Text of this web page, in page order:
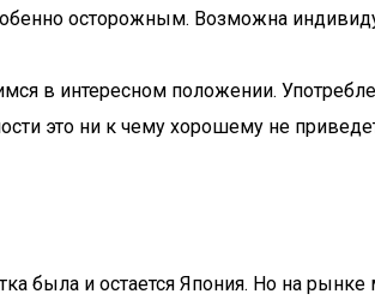
осторожным. Возможна
в интересном положении.
это ни к чему хорошему не
была и остается Япония. Но на